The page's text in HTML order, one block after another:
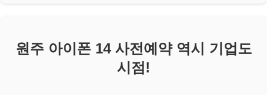
원주 아이폰 14 사전예약 역시 기업도
시점!